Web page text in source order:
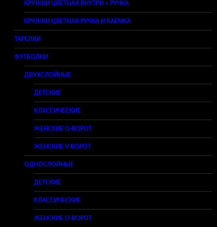
КРУЖКИ ЦВЕТНАЯ ВНУТРИ + РУЧКА
КРУЖКИ ЦВЕТНАЯ РУЧКА И КАЕМКА
ТАРЕЛКИ
ФУТБОЛКИ
ДВУХСЛОЙНЫЕ
ДЕТСКИЕ
КЛАССИЧЕСКИЕ
ЖЕНСКИЕ O-ВОРОТ
ЖЕНСКИЕ V-ВОРОТ
ОДНОСЛОЙНЫЕ
ДЕТСКИЕ
КЛАССИЧЕСКИЕ
ЖЕНСКИЕ O-ВОРОТ